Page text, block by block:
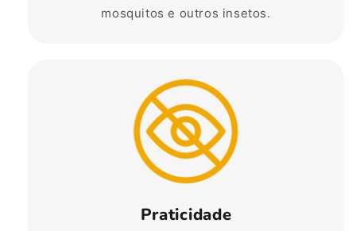
mosquitos e outros insetos.
Praticidade